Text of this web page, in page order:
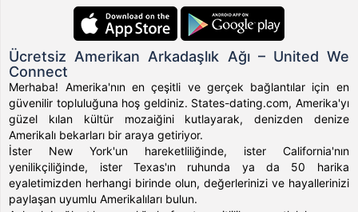
Ücretsiz Amerikan Arkadaşlık Ağı – United We
Connect
Merhaba! Amerika'nın en çeşitli ve gerçek bağlantılar için en
güvenilir topluluğuna hoş geldiniz. States-dating.com, Amerika'yı
güzel kılan kültür mozaiğini kutlayarak, denizden denize
Amerikalı bekarları bir araya getiriyor.
İster New York'un hareketliliğinde, ister California'nın
yenilikçiliğinde, ister Texas'ın ruhunda ya da 50 harika
eyaletimizden herhangi birinde olun, değerlerinizi ve hayallerinizi
paylaşan uyumlu Amerikalıları bulun.